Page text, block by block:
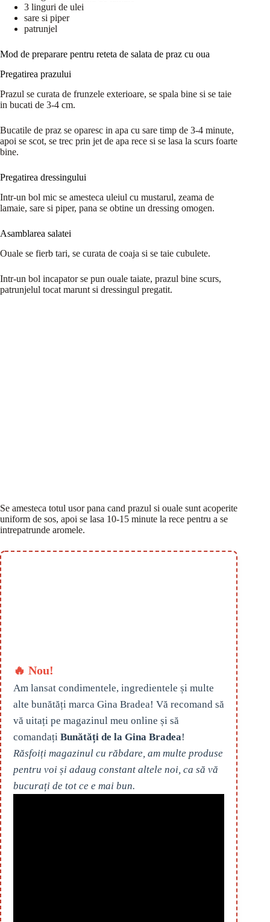
3 linguri de ulei
sare si piper
patrunjel
Mod de preparare pentru reteta de salata de praz cu oua
Pregatirea prazului
Prazul se curata de frunzele exterioare, se spala bine si se taie
in bucati de 3-4 cm.
Bucatile de praz se oparesc in apa cu sare timp de 3-4 minute,
apoi se scot, se trec prin jet de apa rece si se lasa la scurs foarte
bine.
Pregatirea dressingului
Intr-un bol mic se amesteca uleiul cu mustarul, zeama de
lamaie, sare si piper, pana se obtine un dressing omogen.
Asamblarea salatei
Ouale se fierb tari, se curata de coaja si se taie cubulete.
Intr-un bol incapator se pun ouale taiate, prazul bine scurs,
patrunjelul tocat marunt si dressingul pregatit.
Se amesteca totul usor pana cand prazul si ouale sunt acoperite
uniform de sos, apoi se lasa 10-15 minute la rece pentru a se
intrepatrunde aromele.
🔥 Nou!
Am lansat condimentele, ingredientele și multe
alte bunătăți marca Gina Bradea! Vă recomand să
vă uitați pe magazinul meu online și să
comandați Bunătăți de la Gina Bradea!
Răsfoiți magazinul cu răbdare, am multe produse
pentru voi și adaug constant altele noi, ca să vă
bucurați de tot ce e mai bun.